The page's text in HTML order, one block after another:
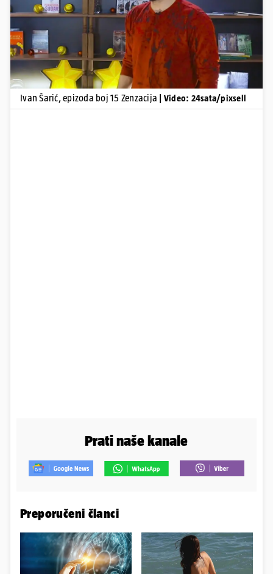
Pokretanje videa...
Ivan Šarić, epizoda boj 15 Zenzacija | Video: 24sata/pixsell
Prati naše kanale
Preporučeni članci